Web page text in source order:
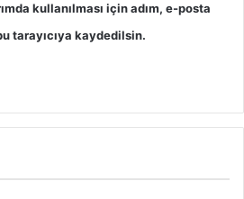
kullanılması için adım, e-posta
tarayıcıya kaydedilsin.